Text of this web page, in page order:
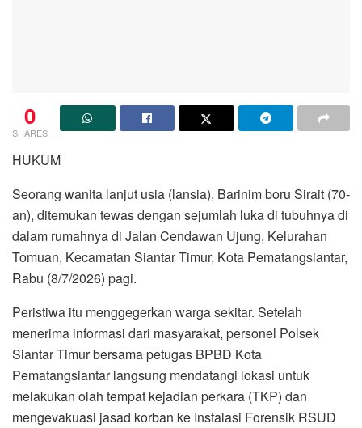
0
SHARES
HUKUM
Seorang wanita lanjut usia (lansia), Barinim boru Sirait (70-
an), ditemukan tewas dengan sejumlah luka di tubuhnya di
dalam rumahnya di Jalan Cendawan Ujung, Kelurahan
Tomuan, Kecamatan Siantar Timur, Kota Pematangsiantar,
Rabu (8/7/2026) pagi.
Peristiwa itu menggegerkan warga sekitar. Setelah
menerima informasi dari masyarakat, personel Polsek
Siantar Timur bersama petugas BPBD Kota
Pematangsiantar langsung mendatangi lokasi untuk
melakukan olah tempat kejadian perkara (TKP) dan
mengevakuasi jasad korban ke Instalasi Forensik RSUD